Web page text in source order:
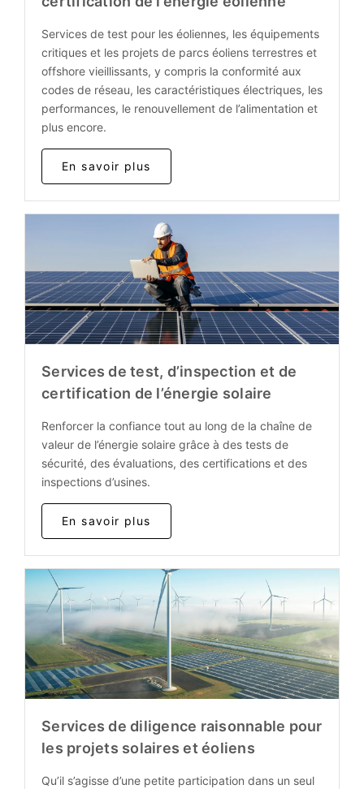
Services de test pour les éoliennes, les équipements
critiques et les projets de parcs éoliens terrestres et
offshore vieillissants, y compris la conformité aux
codes de réseau, les caractéristiques électriques, les
performances, le renouvellement de l’alimentation et
plus encore.
En savoir plus
Services de test, d’inspection et de
certification de l’énergie solaire
Renforcer la confiance tout au long de la chaîne de
valeur de l’énergie solaire grâce à des tests de
sécurité, des évaluations, des certifications et des
inspections d’usines.
En savoir plus
Services de diligence raisonnable pour
les projets solaires et éoliens
Qu’il s’agisse d’une petite participation dans un seul